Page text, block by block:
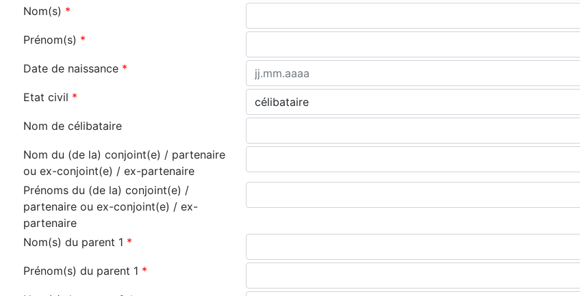
Nom(s) *
Prénom(s) *
Date de naissance *
Etat civil *
Nom de célibataire
Nom du (de la) conjoint(e) / partenaire
ou ex-conjoint(e) / ex-partenaire
Prénoms du (de la) conjoint(e) /
partenaire ou ex-conjoint(e) / ex-
partenaire
Nom(s) du parent 1 *
Prénom(s) du parent 1 *